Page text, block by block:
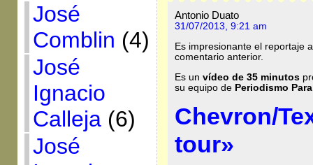
José
Comblin (4)
José
Ignacio
Calleja(6)
José
Antonio Duato
31/07/2013, 9:21 am
Es impresionante el reportaje
comentario anterior.
Es un vídeo de 35 minutos
su equipo de Periodismo
Chevron/
tour»